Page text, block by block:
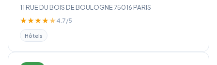
11 RUE DU BOIS DE BOULOGNE 75016 PARIS
★★★★★ 4.7/5
Hôtels